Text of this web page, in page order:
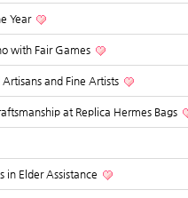
Year
with Fair Games
and Fine Artists
at Replica Hermes Bags
in Elder Assistance